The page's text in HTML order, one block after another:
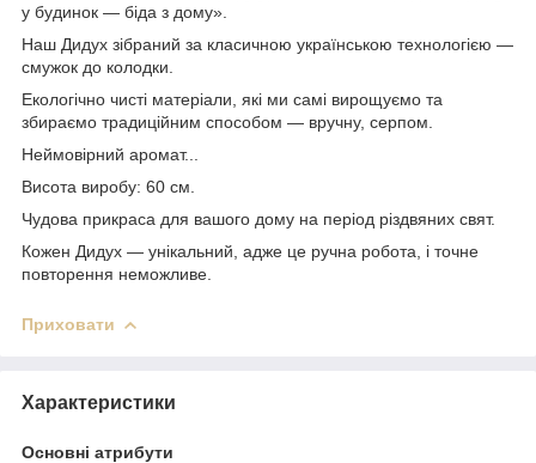
у будинок — біда з дому».
Наш Дидух зібраний за класичною українською технологією —
смужок до колодки.
Екологічно чисті матеріали, які ми самі вирощуємо та
збираємо традиційним способом — вручну, серпом.
Неймовірний аромат...
Висота виробу: 60 см.
Чудова прикраса для вашого дому на період різдвяних свят.
Кожен Дидух — унікальний, адже це ручна робота, і точне
повторення неможливе.
Приховати
Характеристики
Основні атрибути